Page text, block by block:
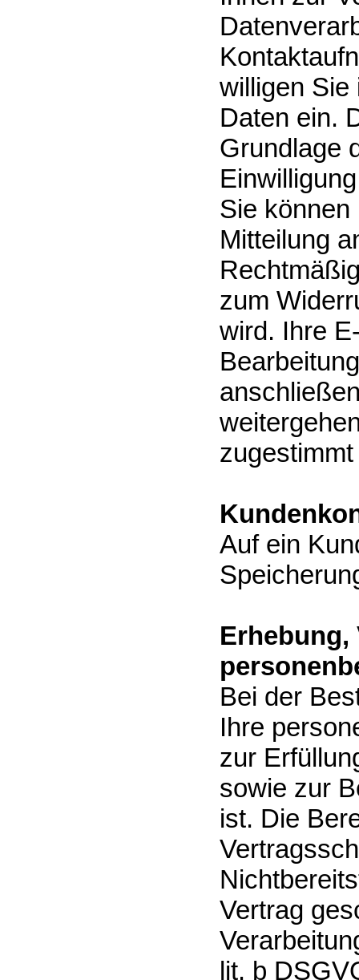
willigen Sie
Daten ein.
Grundlage
Sie können
Mitteilung
zum
wird. Ihre
Auf ein
Erhebung,
Bei der
Ihre
zur
sowie zur
ist. Die
Vertrag
lit. b